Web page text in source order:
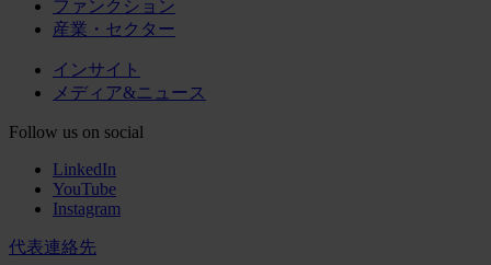
ファンクション
産業・セクター
インサイト
メディア&ニュース
Follow us on social
LinkedIn
YouTube
Instagram
代表連絡先